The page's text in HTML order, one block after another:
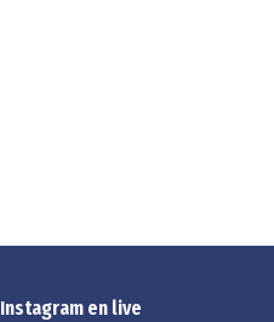
Instagram en live